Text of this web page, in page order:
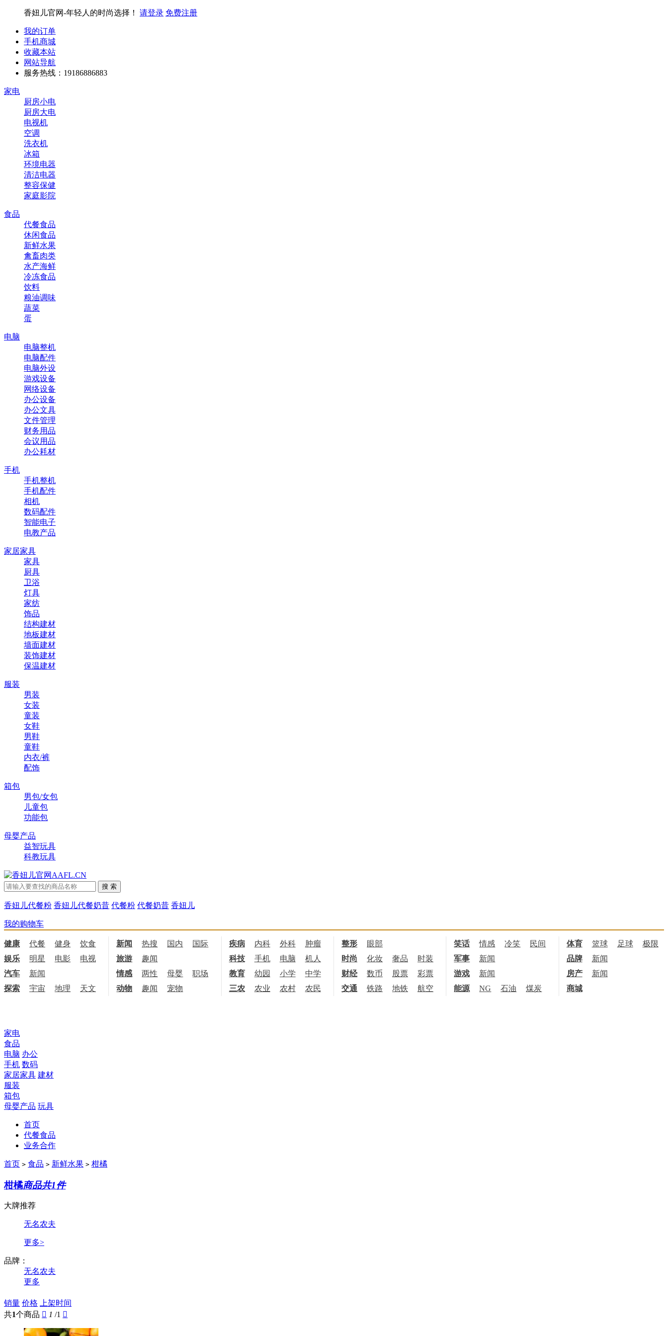
香妞儿官网-年轻人的时尚选择！ 请登录 免费注册
我的订单
手机商城
收藏本站
网站导航
服务热线：19186886883
家电
厨房小电
厨房大电
电视机
空调
洗衣机
冰箱
环境电器
清洁电器
整容保健
家庭影院
食品
代餐食品
休闲食品
新鲜水果
禽畜肉类
水产海鲜
冷冻食品
饮料
粮油调味
蔬菜
蛋
电脑
电脑整机
电脑配件
电脑外设
游戏设备
网络设备
办公设备
办公文具
文件管理
财务用品
会议用品
办公耗材
手机
手机整机
手机配件
相机
数码配件
智能电子
电教产品
家居家具
家具
厨具
卫浴
灯具
家纺
饰品
结构建材
地板建材
墙面建材
装饰建材
保温建材
服装
男装
女装
童装
女鞋
男鞋
童鞋
内衣/裤
配饰
箱包
男包/女包
儿童包
功能包
母婴产品
益智玩具
科教玩具
香妞儿代餐粉 香妞儿代餐奶昔 代餐粉 代餐奶昔 香妞儿
我的购物车
健康 代餐 健身 饮食 新闻 热搜 国内 国际 疾病 内科 外科 肿瘤 整形 眼部 笑话 情感 冷笑 民间 体育 篮球 足球
极限
娱乐
明星 电影 电视 旅游 趣闻 科技 手机 电脑 机人 时尚 化妆 奢品 时装 军事 新闻 品牌
新闻
汽车
新闻 情感 两性 母婴 职场 教育 幼园 小学 中学 财经 数币 股票 彩票 游戏 新闻 房产
新闻
探索
宇宙 地理 天文 动物 趣闻 宠物 三农 农业 农村 农民 交通 铁路 地铁 航空 能源 NG 石油 煤炭 商城
家电
食品
电脑 办公
手机 数码
家居家具 建材
服装
箱包
母婴产品 玩具
首页
代餐食品
业务合作
首页 > 食品 > 新鲜水果 > 柑橘
柑橘商品共1件
大牌推荐
无名农夫
更多>
品牌：
无名农夫
更多
销量 价格 上架时间
共1个商品  1 /1 